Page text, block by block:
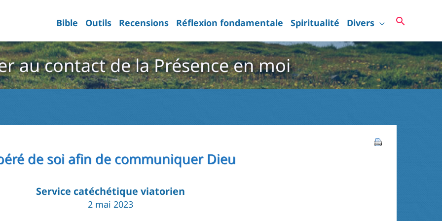
Bible Outils Recensions Réflexion fondamentale Spiritualité Divers
au contact de la Présence en moi
de soi afin de communiquer Dieu
Service catéchétique viatorien
2 mai 2023